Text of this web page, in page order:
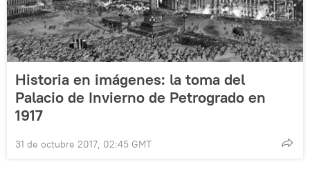
Historia en imágenes: la toma del
Palacio de Invierno de Petrogrado en
1917
31 de octubre 2017, 02:45 GMT